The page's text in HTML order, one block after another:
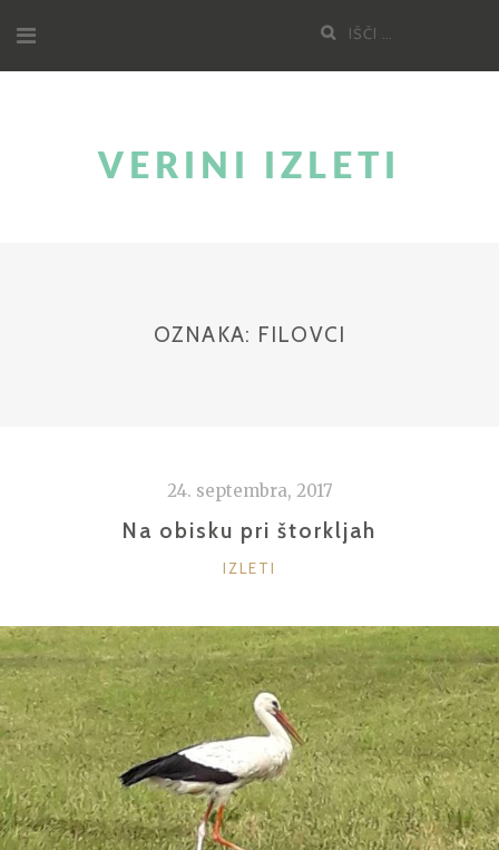
na
vsebino
Poišči:
VERINI IZLETI
OZNAKA: FILOVCI
24. septembra, 2017
Na obisku pri štorkljah
KATEGORIJE
IZLETI